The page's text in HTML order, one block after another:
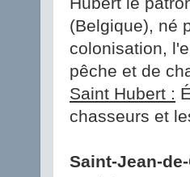
(Belgique), né
colonisation,
pêche et de
Saint Hubert :
chasseurs et
Saint-Jean-